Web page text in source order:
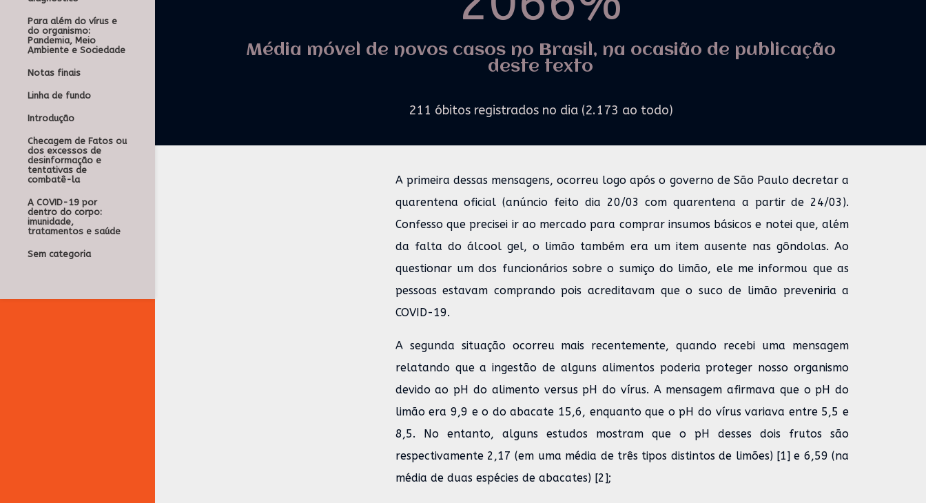
Para além do vírus e
do organismo:
Pandemia, Meio
Ambiente e Sociedade
Notas finais
Linha de fundo
Introdução
Checagem de Fatos ou
dos excessos de
desinformação e
tentativas de
combatê-la
A COVID-19 por
dentro do corpo:
imunidade,
tratamentos e saúde
Sem categoria
Média móvel de novos casos no Brasil, na ocasião de publicação
deste texto
211 óbitos registrados no dia (2.173 ao todo)
A primeira dessas mensagens, ocorreu logo após o governo de São Paulo decretar a
quarentena oficial (anúncio feito dia 20/03 com quarentena a partir de 24/03).
Confesso que precisei ir ao mercado para comprar insumos básicos e notei que, além
da falta do álcool gel, o limão também era um item ausente nas gôndolas. Ao
questionar um dos funcionários sobre o sumiço do limão, ele me informou que as
pessoas estavam comprando pois acreditavam que o suco de limão preveniria a
COVID-19.
A segunda situação ocorreu mais recentemente, quando recebi uma mensagem
relatando que a ingestão de alguns alimentos poderia proteger nosso organismo
devido ao pH do alimento versus pH do vírus. A mensagem afirmava que o pH do
limão era 9,9 e o do abacate 15,6, enquanto que o pH do vírus variava entre 5,5 e
8,5. No entanto, alguns estudos mostram que o pH desses dois frutos são
respectivamente 2,17 (em uma média de três tipos distintos de limões) [1] e 6,59 (na
média de duas espécies de abacates) [2];